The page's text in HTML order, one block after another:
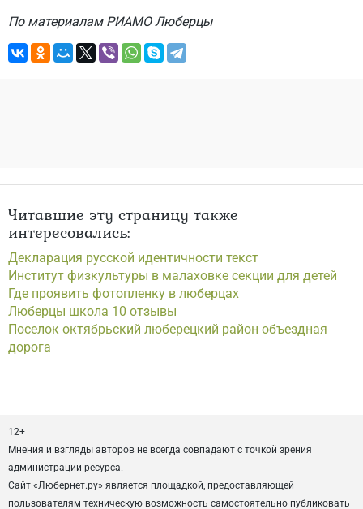
По материалам РИАМО Люберцы
Читавшие эту страницу также
интересовались:
Декларация русской идентичности текст
Институт физкультуры в малаховке секции для детей
Где проявить фотопленку в люберцах
Люберцы школа 10 отзывы
Поселок октябрьский люберецкий район объездная
дорога
12+
Мнения и взгляды авторов не всегда совпадают с точкой зрения
администрации ресурса.
Сайт «Любернет.ру» является площадкой, предоставляющей
пользователям техническую возможность самостоятельно публиковать